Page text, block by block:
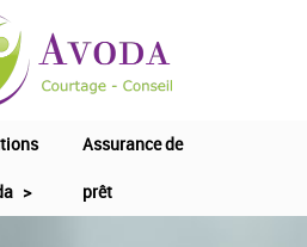
>
Assurance de
prêt